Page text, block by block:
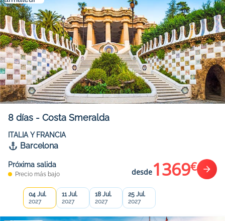
8 días - Costa Smeralda
ITALIA Y FRANCIA
Barcelona
Próxima salida
Precio más bajo desde1369€
04 Jul.
2027
11 Jul.
2027
18 Jul.
2027
25 Jul.
2027